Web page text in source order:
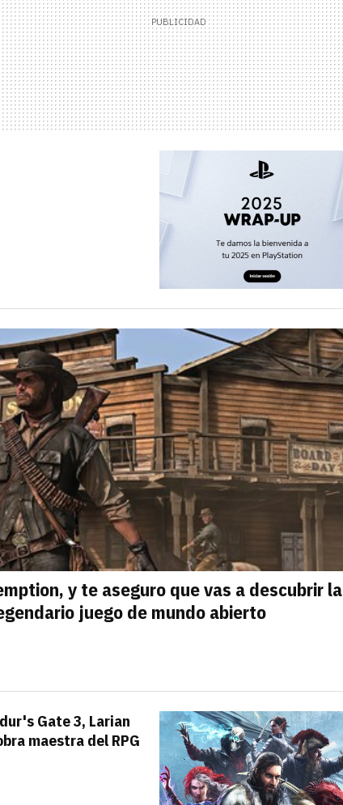
y te aseguro que vas a descubrir la
juego de mundo abierto
Gate 3, Larian
maestra del RPG